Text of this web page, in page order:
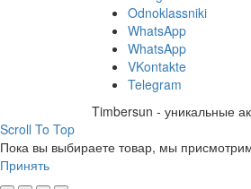
Odnoklassniki
WhatsApp
WhatsApp
VKontakte
Telegram
Timbersun - уникальные
Scroll To Top
Пока вы выбираете товар, мы
Принять